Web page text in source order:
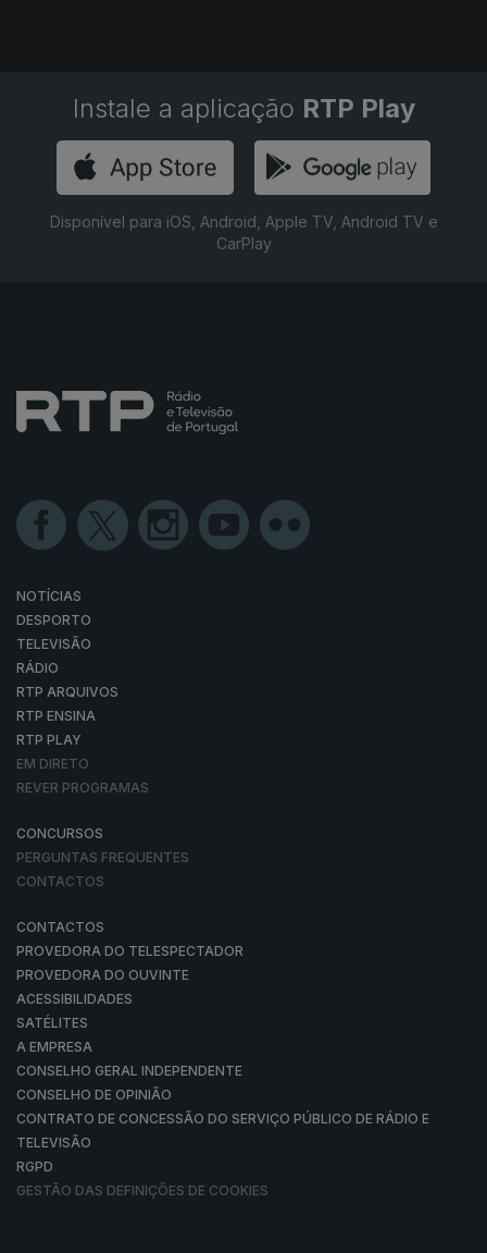
Instale a aplicação RTP Play
Disponível para iOS, Android, Apple TV, Android TV e
CarPlay
NOTÍCIAS
DESPORTO
TELEVISÃO
RÁDIO
RTP ARQUIVOS
RTP ENSINA
RTP PLAY
EM DIRETO
REVER PROGRAMAS
CONCURSOS
PERGUNTAS FREQUENTES
CONTACTOS
CONTACTOS
PROVEDORA DO TELESPECTADOR
PROVEDORA DO OUVINTE
ACESSIBILIDADES
SATÉLITES
A EMPRESA
CONSELHO GERAL INDEPENDENTE
CONSELHO DE OPINIÃO
CONTRATO DE CONCESSÃO DO SERVIÇO PÚBLICO DE RÁDIO E
TELEVISÃO
RGPD
GESTÃO DAS DEFINIÇÕES DE COOKIES